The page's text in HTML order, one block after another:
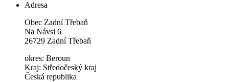
Adresa
Obec Zadní Třebaň
Na Návsi 6
26729 Zadní Třebaň
okres: Beroun
Kraj: Středočeský kraj
Česká republika